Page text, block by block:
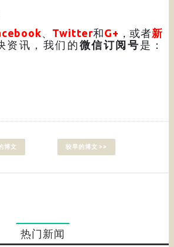
、 Twitter和G+ ，或者新
资讯，我们的微信订阅号 是：
博文 较早的博文 >>
热门新闻